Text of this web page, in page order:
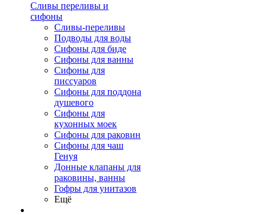
Сливы переливы и
сифоны
Сливы-переливы
Подводы для воды
Сифоны для биде
Сифоны для ванны
Сифоны для
писсуаров
Сифоны для поддона
душевого
Сифоны для
кухонных моек
Сифоны для раковин
Сифоны для чаш
Генуя
Донные клапаны для
раковины, ванны
Гофры для унитазов
Ещё